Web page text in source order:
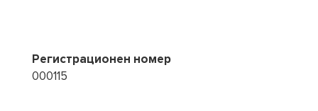
Регистрационен номер
000115